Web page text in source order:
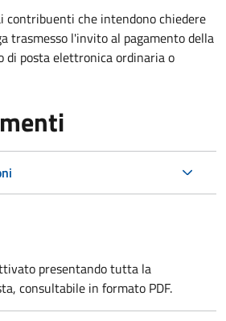
contribuenti che intendono chiedere
trasmesso l'invito al pagamento della
di posta elettronica ordinaria o
presentando tutta la
consultabile in formato PDF.